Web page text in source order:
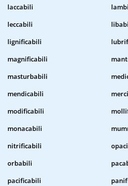
laccabili
leccabili
lignificabili
magnificabili
masturbabili
mendicabili
modificabili
monacabili
nitrificabili
orbabili
pacificabili